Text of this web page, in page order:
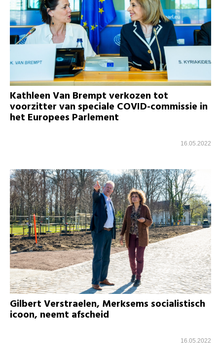
Kathleen Van Brempt verkozen tot
voorzitter van speciale COVID-commissie in
het Europees Parlement
16.05.2022
Gilbert Verstraelen, Merksems socialistisch
icoon, neemt afscheid
16.05.2022